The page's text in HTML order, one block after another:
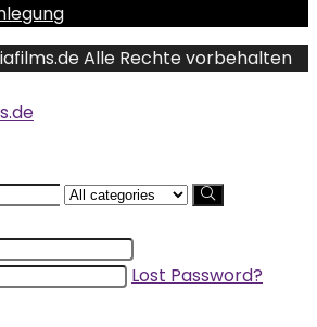
Alle Rechte vorbehalten
Lost Password?